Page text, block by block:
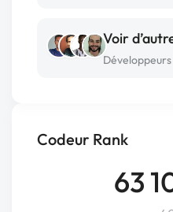
Codeur Rank
63
Voir